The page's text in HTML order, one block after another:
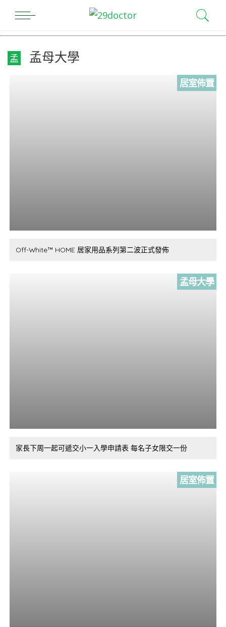
孟 孟母大學
居室佈置
Off-White™ HOME 居家用品系列第二波正式發佈
孟母大學
家長下周一起可遞交小一入學申請表 每名子女限交一份
居室佈置